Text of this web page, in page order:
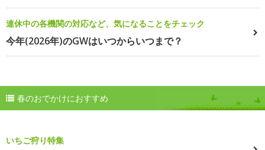
連休中の各機関の対応など、気になることをチェック
今年(2026年)のGWはいつからいつまで？
春のおでかけにおすすめ
いちご狩り特集